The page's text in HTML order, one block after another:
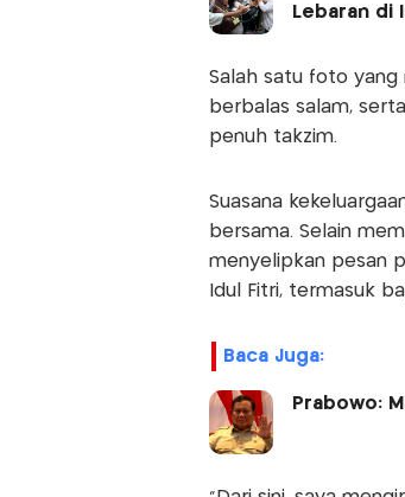
Lebaran di
Salah satu foto yang
berbalas salam,
penuh takzim.
Suasana
bersama. Selain
menyelipkan pesan
Idul Fitri, termasuk
Baca Juga:
Prabowo: